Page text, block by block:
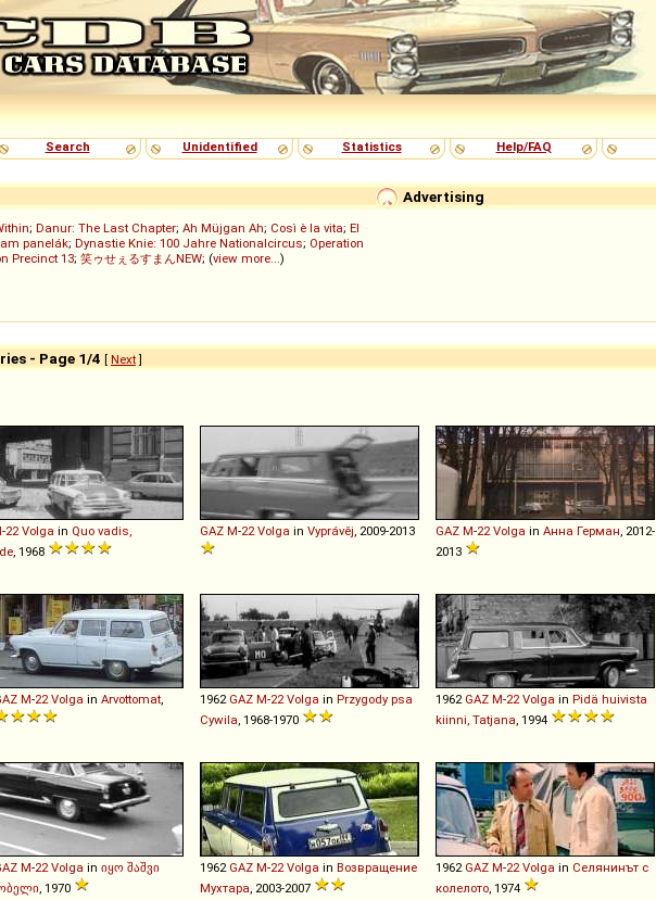
Search
Unidentified Statistics Help/FAQ
Advertising
; Danur: The Last Chapter; Ah Müjgan Ah; Così è la vita; El
panelák; Dynastie Knie: 100 Jahre Nationalcircus; Operation
Precinct 13; 笑ゥせぇるすまんNEW; (view more...)
- Page 1/4 [ Next]
-22 Volga in Quo vadis,
, 1968
GAZ M-22 Volga in Vyprávěj , 2009-2013 GAZ M-22 Volga in Анна Герман , 2012-
2013
M-22 Volga in Arvottomat 1962 GAZ M-22 Volga in Przygody psa
Cywila , 1968-1970
1962 GAZ M-22 Volga in Pidä huivista
kiinni, Tatjana , 1994
M-22 Volga in იყო შაშვი
, 1970
1962 GAZ M-22 Volga in Возвращение
Мухтара , 2003-2007
1962 GAZ M-22 Volga in Селянинът с
колелото , 1974